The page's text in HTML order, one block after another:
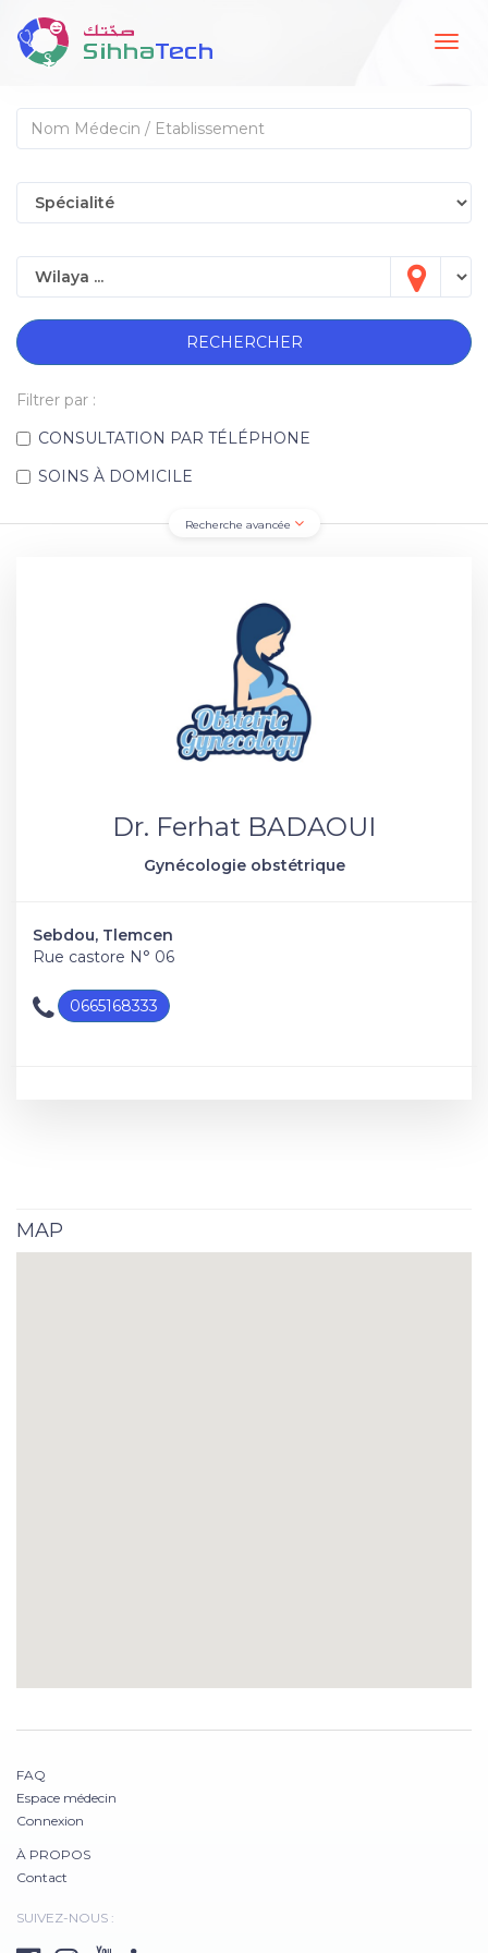
RECHERCHER
Filtrer par :
CONSULTATION PAR TÉLÉPHONE
SOINS À DOMICILE
Recherche avancée
Dr. Ferhat BADAOUI
Gynécologie obstétrique
Sebdou, Tlemcen
Rue castore N° 06
0665168333
MAP
FAQ
Espace médecin
Connexion
À PROPOS
Contact
SUIVEZ-NOUS :